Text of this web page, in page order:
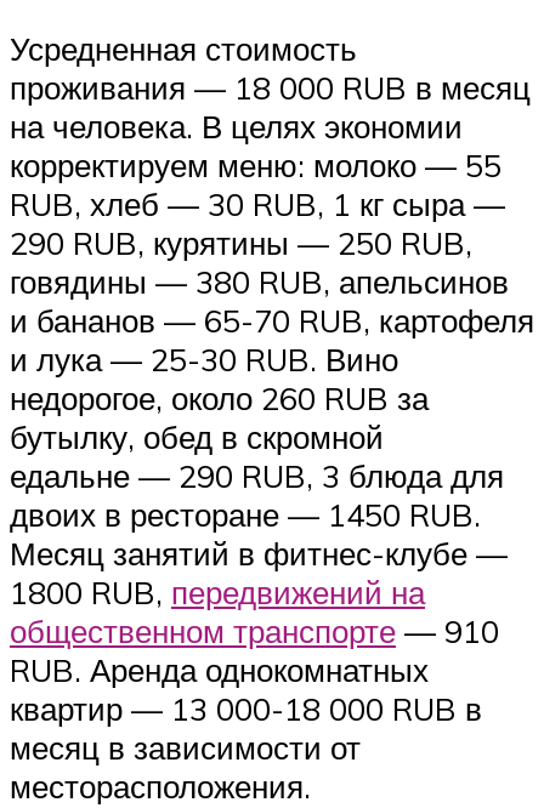
Усредненная стоимость
проживания — 18 000 RUB в месяц
на человека. В целях экономии
корректируем меню: молоко — 55
RUB, хлеб — 30 RUB, 1 кг сыра —
290 RUB, курятины — 250 RUB,
говядины — 380 RUB, апельсинов
и бананов — 65-70 RUB, картофеля
и лука — 25-30 RUB. Вино
недорогое, около 260 RUB за
бутылку, обед в скромной
едальне — 290 RUB, 3 блюда для
двоих в ресторане — 1450 RUB.
Месяц занятий в фитнес-клубе —
1800 RUB, передвижений на
общественном транспорте — 910
RUB. Аренда однокомнатных
квартир — 13 000-18 000 RUB в
месяц в зависимости от
месторасположения.